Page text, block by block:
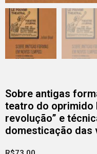
Sobre antigas
teatro do oprimido
revolução” e
domesticação das